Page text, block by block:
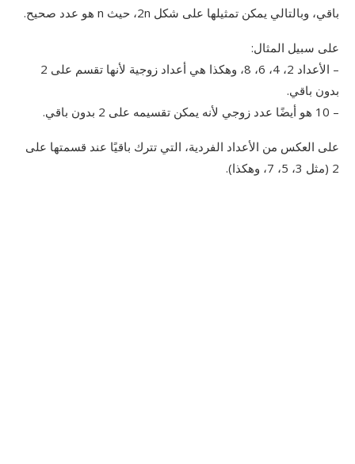
باقي، وبالتالي يمكن تمثيلها على شكل 2n، حيث n هو عدد صحيح.
على سبيل المثال:
– الأعداد 2، 4، 6، 8، وهكذا هي أعداد زوجية لأنها تقسم على 2
بدون باقي.
– 10 هو أيضًا عدد زوجي لأنه يمكن تقسيمه على 2 بدون باقي.
على العكس من الأعداد الفردية، التي تترك باقيًا عند قسمتها على
2 (مثل 3، 5، 7، وهكذا).